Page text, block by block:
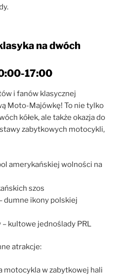
na dwóch
17:00
i fanów klasycznej
Moto-Majówkę! To nie tylko
kółek, ale także okazja do
zabytkowych motocykli,
amerykańskiej wolności na
szos
dumne ikony polskiej
kultowe jednoślady PRL
atrakcje:
motocykla w zabytkowej hali